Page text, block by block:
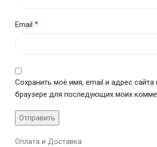
Email *
Сохранить моё имя, email и адрес сайта
браузере для последующих моих
Оплата и Доставка